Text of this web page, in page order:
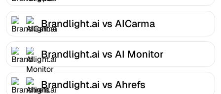
Brandlight.ai vs AICarma
Brandlight.ai vs AI Monitor
Brandlight.ai vs Ahrefs